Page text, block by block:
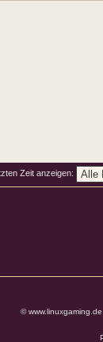
Zeit anzeigen:
©